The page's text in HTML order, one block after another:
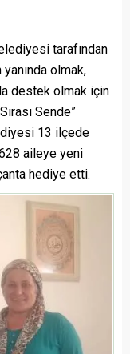
tarafından
olmak,
destek olmak için
Sende”
13 ilçede
aileye yeni
hediye etti.